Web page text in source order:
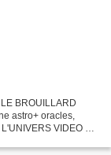
BROUILLARD
astro+ oracles,
VIDEO du